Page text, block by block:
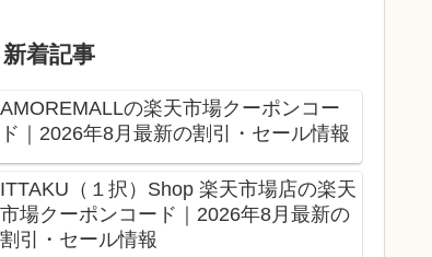
新着記事
AMOREMALLの楽天市場クーポンコー
ド｜2026年8月最新の割引・セール情報
ITTAKU（１択）Shop 楽天市場店の楽天
市場クーポンコード｜2026年8月最新の
割引・セール情報